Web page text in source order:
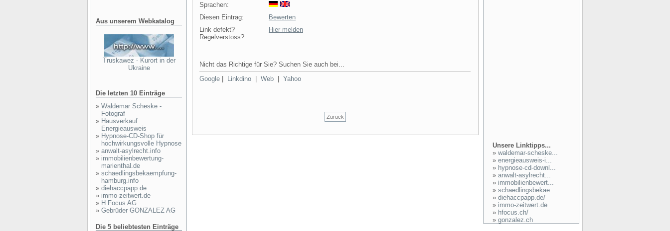
Aus unserem Webkatalog
Truskawez - Kurort in der
Ukraine
Die letzten 10 Einträge
» Waldemar Scheske -
Fotograf
» Hausverkauf
Energieausweis
» Hypnose-CD-Shop für
hochwirkungsvolle Hypnose
» anwalt-asylrecht.info
» immobilienbewertung-
marienthal.de
» schaedlingsbekaempfung-
hamburg.info
» diehaccpapp.de
» immo-zeitwert.de
» H Focus AG
» Gebrüder GONZALEZ AG
Die 5 beliebtesten Einträge
Sprachen:
Diesen Eintrag:
Bewerten
Link defekt?
Regelverstoss?
Hier melden
Nicht das Richtige für Sie? Suchen Sie auch bei...
Google
Linkdino Web Yahoo
Zurück
Unsere Linktipps...
» waldemar-scheske...
» energieausweis-i...
» hypnose-cd-downl...
» anwalt-asylrecht...
» immobilienbewert...
» schaedlingsbekae...
» diehaccpapp.de/
» immo-zeitwert.de
» hfocus.ch/
» gonzalez.ch